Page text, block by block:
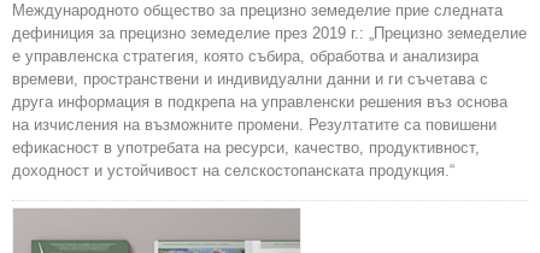
Международното общество за прецизно земеделие прие следната
дефиниция за прецизно земеделие през 2019 г.: „Прецизно земеделие
е управленска стратегия, която събира, обработва и анализира
времеви, пространствени и индивидуални данни и ги съчетава с
друга информация в подкрепа на управленски решения въз основа
на изчисления на възможните промени. Резултатите са повишени
ефикасност в употребата на ресурси, качество, продуктивност,
доходност и устойчивост на селскостопанската продукция.“